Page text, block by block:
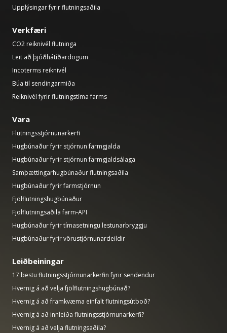
Upplýsingar fyrir flutningsaðila
Verkfæri
CO2 reiknivél flutninga
Leit að þjóðhátíðardögum
Incoterms reiknivél
Búa til sendingarmiða
Reiknivél fyrir flutningstíma farms
Vara
Flutningsstjórnunarkerfi
Hugbúnaður fyrir stjórnun farmgjalda
Hugbúnaður fyrir stjórnun farmgjaldsálaga
Samþættingarhugbúnaður flutningsaðila
Hugbúnaður fyrir farmstjórnun
Fjölflutningshugbúnaður
Fjölflutningsaðila farm-API
Hugbúnaður fyrir tímasetningu lestunarbryggju
Hugbúnaður fyrir vörustjórnunardeildir
Leiðbeiningar
17 bestu flutningsstjórnunarkerfin fyrir sendendur
Hvernig á að velja fjölflutningshugbúnað?
Hvernig á að framkvæma einfalt flutningsútboð?
Hvernig á að innleiða flutningsstjórnunarkerfi?
Hvernig á að velja flutningsaðila?